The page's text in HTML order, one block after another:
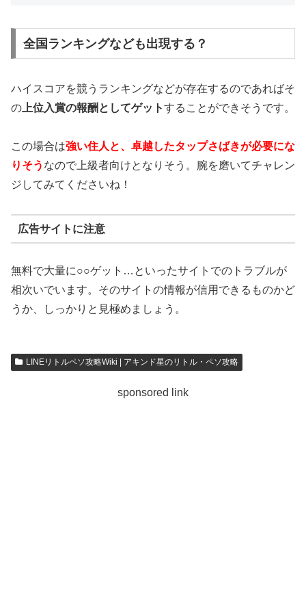
全国ランキングなども出現する？
ハイスコアを競うランキングなどが存在するのであればそ
の 上位入賞の報酬としてゲットすることができそうです。
この場合は強い住人と、卓越したタップさばきが必要にな
りそう なので上級者向けとなりそう。腕を磨いてチャレン
ジしてみてくださいね！
広告サイトに注意
無料で大量に○○ゲット…といったサイトでのトラブルが
相次いでいます。そのサイトの情報が信用できるものかど
うか、しっかりと見極めましょう。
LINEリトルペソ攻略Wiki | アキンド星のリトル・ペソ攻略
sponsored link